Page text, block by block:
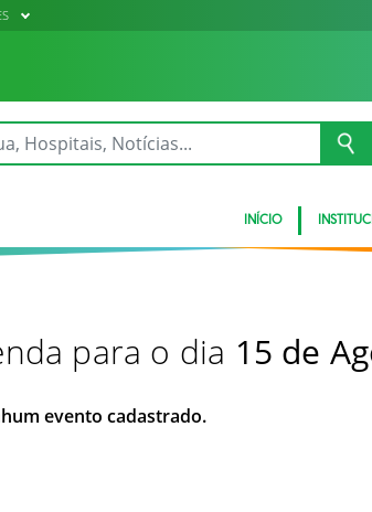
INÍCIO
para o dia 15 de
evento cadastrado.